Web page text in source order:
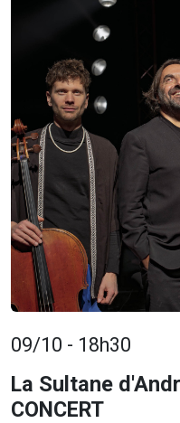
09/10 - 18h30
La Sultane
CONCERT